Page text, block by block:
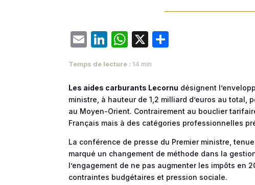
EmailLinkedIn
WhatsApp
X
Temps de lecture : 14 min
Les aides carburants Lecornu désignent
ministre, à hauteur de 1,2 milliard d’euros au
au Moyen-Orient. Contrairement au bouclier
Français mais à des catégories professionnelles
La conférence de presse du Premier ministre,
marqué un changement de méthode dans la
l’engagement de ne pas augmenter les impôts
contraintes budgétaires et pression sociale.